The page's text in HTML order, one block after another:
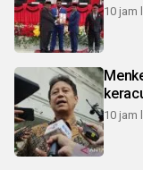
10 jam
10 jam